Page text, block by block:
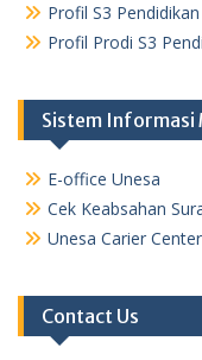
Profil S3
Profil Prodi S3
Sistem Informasi
E-office Unesa
Cek Keabsahan
Unesa Carier Center
Contact Us